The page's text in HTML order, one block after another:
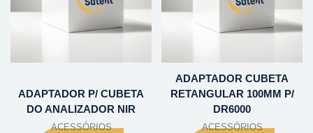
ADAPTADOR P/ CUBETA
DO ANALIZADOR NIR
ACESSÓRIOS
ADAPTADOR CUBETA
RETANGULAR 100MM P/
DR6000
ACESSÓRIOS